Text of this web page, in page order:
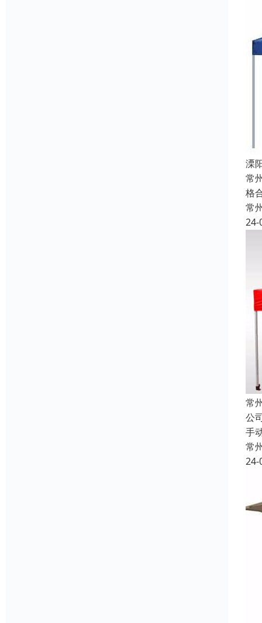
溧
常
格
常
24-
常
公
手
常
24-